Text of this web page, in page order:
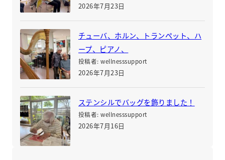
2026年7月23日
チューバ、ホルン、トランペット、ハ
ープ、ピアノ、
投稿者: wellnesssupport
2026年7月23日
ステンシルでバッグを飾りました！
投稿者: wellnesssupport
2026年7月16日